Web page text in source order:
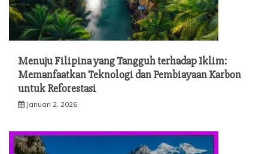
Menuju Filipina yang Tangguh terhadap Iklim:
Memanfaatkan Teknologi dan Pembiayaan Karbon
untuk Reforestasi
Januari 2, 2026